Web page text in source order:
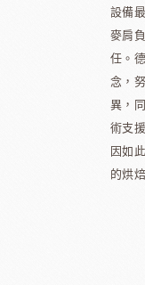
設備
麥肩
任。
念，
異，
術支
因如
的烘